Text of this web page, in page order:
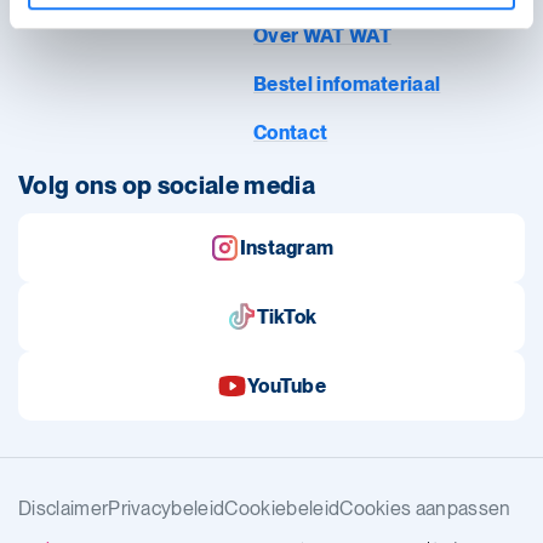
Over WAT WAT
Bestel infomateriaal
Contact
Volg ons op sociale media
Instagram
TikTok
YouTube
DisclaimerPrivacybeleidCookiebeleidCookies aanpassen